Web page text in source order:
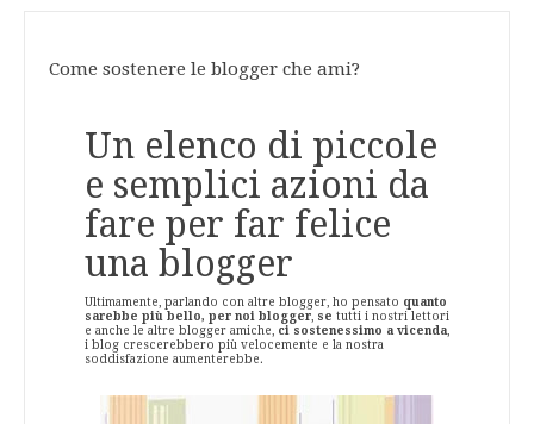
Come sostenere le blogger che ami?
Un elenco di piccole
e semplici azioni da
fare per far felice
una blogger
Ultimamente, parlando con altre blogger, ho pensato quanto
sarebbe più bello, per noi blogger se tutti i nostri lettori
e anche le altre blogger amiche, ci sostenessimo a vicenda
i blog crescerebbero più velocemente e la nostra
soddisfazione aumenterebbe.